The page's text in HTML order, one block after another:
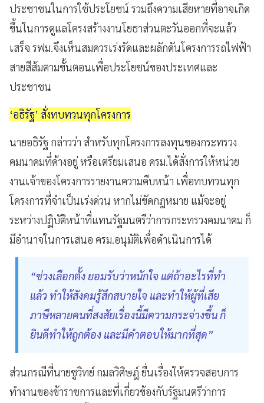
ประชาชนในการใช้ประโยชน์ รวมถึงความเสียหายที่อาจเกิด
ขึ้นในการดูแลโครงสร้างงานโยธาส่วนตะวันออกที่จะแล้ว
เสร็จ รฟม.จึงเห็นสมควรเร่งรัดและผลักดันโครงการรถไฟฟ้า
สายสีส้มตามขั้นตอนเพื่อประโยชน์ของประเทศและ
ประชาชน
‘อธิรัฐ’ สั่งทบทวนทุกโครงการ
นายอธิรัฐ กล่าวว่า สำหรับทุกโครงการลงทุนของกระทรวง
คมนาคมที่ค้างอยู่ หรือเตรียมเสนอ ครม.ได้สั่งการให้หน่วย
งานเจ้าของโครงการรายงานความคืบหน้า เพื่อทบทวนทุก
โครงการที่จำเป็นเร่งด่วน หากไม่ขัดกฎหมาย แม้จะอยู่
ระหว่างปฏิบัติหน้าที่แทนรัฐมนตรีว่าการกระทรวงคมนาคม ก็
มีอำนาจในการเสนอ ครม.อนุมัติเพื่อดำเนินการได้
“ช่วงเลือกตั้ง ยอมรับว่าหนักใจ แต่ถ้าอะไรที่ทำ
แล้ว ทำให้สังคมรู้สึกสบายใจ และทำให้ผู้ที่เสีย
ภาษีหลายคนที่สงสัยเรื่องนี้มีความกระจ่างขึ้น ก็
ยินดีทำให้ถูกต้อง และมีคำตอบให้มากที่สุด”
ส่วนกรณีที่นายชูวิทย์ กมลวิศิษฎ์ ยื่นเรื่องให้ตรวจสอบการ
ทำงานของข้าราชการและที่เกี่ยวข้องกับรัฐมนตรีว่าการ